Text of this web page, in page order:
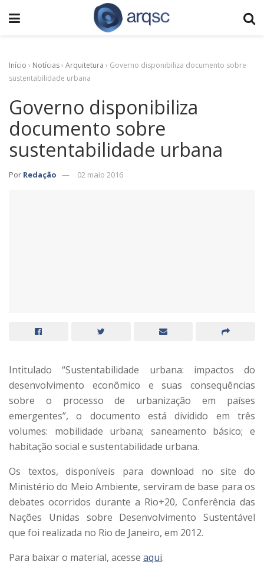
Início › Notícias› Arquitetura › Governo disponibiliza documento sobre
sustentabilidade urbana
Governo disponibiliza
documento sobre
sustentabilidade urbana
Por Redação 02 maio 2016
Intitulado “Sustentabilidade urbana: impactos do
desenvolvimento econômico e suas consequências
sobre o processo de urbanização em países
emergentes”, o documento está dividido em três
volumes: mobilidade urbana; saneamento básico; e
habitação social e sustentabilidade urbana.
Os textos, disponíveis para download no site do
Ministério do Meio Ambiente, serviram de base para os
debates ocorridos durante a Rio+20, Conferência das
Nações Unidas sobre Desenvolvimento Sustentável
que foi realizada no Rio de Janeiro, em 2012.
Para baixar o material, acesse aqui.